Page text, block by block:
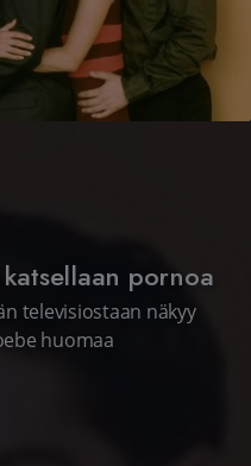
pornoa
televisiostaan näkyy
huomaa